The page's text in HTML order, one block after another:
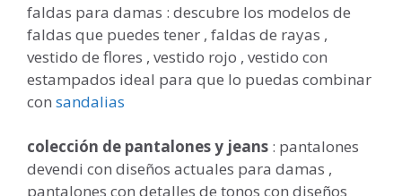
faldas para damas : descubre los modelos de
faldas que puedes tener , faldas de rayas ,
vestido de flores , vestido rojo , vestido con
estampados ideal para que lo puedas combinar
con sandalias
colección de pantalones y jeans : pantalones
devendi con diseños actuales para damas ,
pantalones con detalles de tonos con diseños